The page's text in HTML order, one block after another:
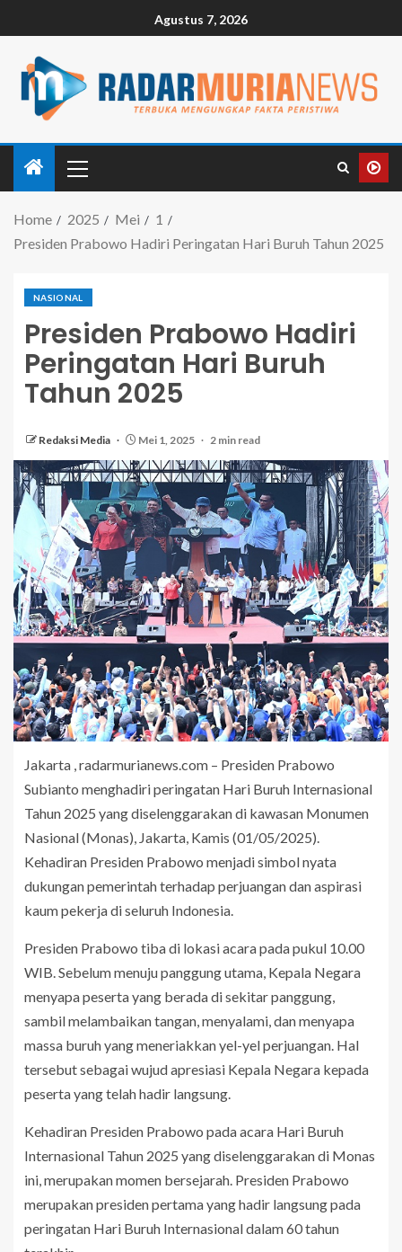
Agustus 7, 2026
Home 2025 Mei
1
Presiden Prabowo Hadiri Peringatan Hari Buruh Tahun 2025
NASIONAL
Presiden Prabowo Hadiri
Peringatan Hari Buruh
Tahun 2025
Redaksi Media Mei 1, 2025 2 min read
Jakarta , radarmurianews.com – Presiden Prabowo
Subianto menghadiri peringatan Hari Buruh Internasional
Tahun 2025 yang diselenggarakan di kawasan Monumen
Nasional (Monas), Jakarta, Kamis (01/05/2025).
Kehadiran Presiden Prabowo menjadi simbol nyata
dukungan pemerintah terhadap perjuangan dan aspirasi
kaum pekerja di seluruh Indonesia.
Presiden Prabowo tiba di lokasi acara pada pukul 10.00
WIB. Sebelum menuju panggung utama, Kepala Negara
menyapa peserta yang berada di sekitar panggung,
sambil melambaikan tangan, menyalami, dan menyapa
massa buruh yang meneriakkan yel-yel perjuangan. Hal
tersebut sebagai wujud apresiasi Kepala Negara kepada
peserta yang telah hadir langsung.
Kehadiran Presiden Prabowo pada acara Hari Buruh
Internasional Tahun 2025 yang diselenggarakan di Monas
ini, merupakan momen bersejarah. Presiden Prabowo
merupakan presiden pertama yang hadir langsung pada
peringatan Hari Buruh Internasional dalam 60 tahun